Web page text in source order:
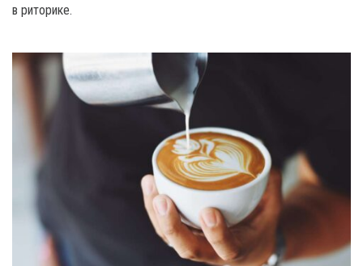
в риторике.